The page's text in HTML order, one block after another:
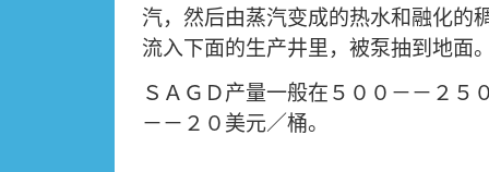
汽，然后由蒸汽变成的热水和融化的
流入下面的生产井里，被泵抽到地面
ＳＡＧＤ产量一般在５００－－２５
－－２０美元／桶。